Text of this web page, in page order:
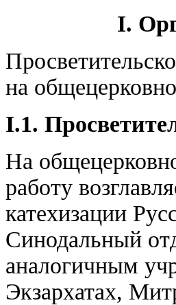
I.
на
I.1.
На
работу
катехизации
Синодальный
аналогичным
Экзархатах,